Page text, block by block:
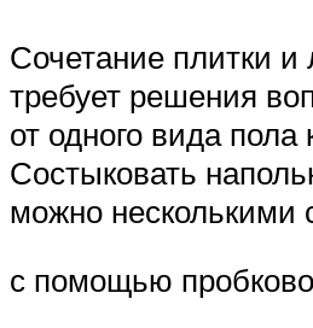
Сочетание плитки и
требует решения
от одного вида пола
Состыковать
можно несколькими
с помощью